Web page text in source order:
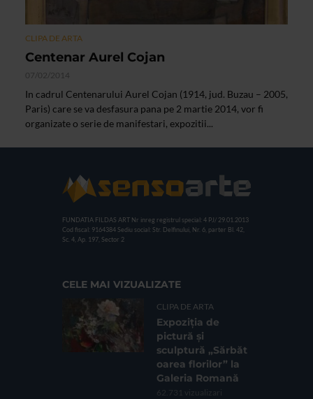
CLIPA DE ARTA
Centenar Aurel Cojan
07/02/2014
In cadrul Centenarului Aurel Cojan (1914, jud. Buzau – 2005,
Paris) care se va desfasura pana pe 2 martie 2014, vor fi
organizate o serie de manifestari, expozitii...
FUNDATIA FILDAS ART Nr inreg registrul special: 4 PJ/ 29.01.2013
Cod fiscal: 9164384 Sediu social: Str. Delfinului, Nr. 6, parter Bl. 42,
Sc. 4, Ap. 197, Sector 2
CELE MAI VIZUALIZATE
CLIPA DE ARTA
Expoziția de
pictură și
sculptură „Sărbăt
oarea florilor” la
Galeria Romană
62.731 vizualizari